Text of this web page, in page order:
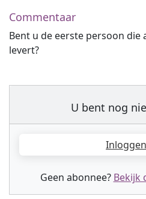
Commentaar
Bent u de eerste persoon
levert?
U bent nog
Inloggen
Geen abonnee? Bekijk